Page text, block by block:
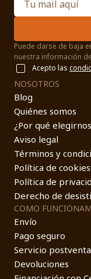
Puede darse de baja
nuestra información
Acepto las
NOSOTROS
Blog
Quiénes somos
¿Por qué
Aviso legal
Términos y
Política de cookies
Política de
Derecho de
COMO
Envío
Pago seguro
Servicio
Devoluciones